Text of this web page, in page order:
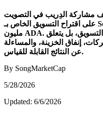
مشاركة الدِريب في التصويت
على اقتراح التسويق الخاص بـ Serviceplan الذي يبلغ قيمته نحو 21
مليون ADA. لم يعد النقاش يدور فقط حول التسويق، بل يتعلق
إنفاق الخزينة، والمساءلة
عن النتائج القابلة للقياس.
By SongMarketCap
5/28/2026
Updated: 6/6/2026